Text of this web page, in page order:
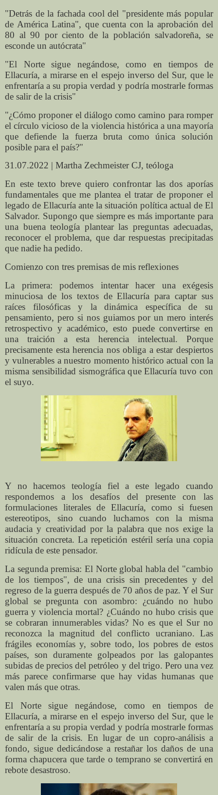
"Detrás de la fachada cool del "presidente más popular
de América Latina", que cuenta con la aprobación del
80 al 90 por ciento de la población salvadoreña, se
esconde un autócrata"
"El Norte sigue negándose, como en tiempos de
Ellacuría, a mirarse en el espejo inverso del Sur, que le
enfrentaría a su propia verdad y podría mostrarle formas
de salir de la crisis"
"¿Cómo proponer el diálogo como camino para romper
el círculo vicioso de la violencia histórica a una mayoría
que defiende la fuerza bruta como única solución
posible para el país?"
31.07.2022 | Martha Zechmeister CJ, teóloga
En este texto breve quiero confrontar las dos aporías
fundamentales que me plantea el tratar de proponer el
legado de Ellacuría ante la situación política actual de El
Salvador. Supongo que siempre es más importante para
una buena teología plantear las preguntas adecuadas,
reconocer el problema, que dar respuestas precipitadas
que nadie ha pedido.
Comienzo con tres premisas de mis reflexiones
La primera: podemos intentar hacer una exégesis
minuciosa de los textos de Ellacuría para captar sus
raíces filosóficas y la dinámica específica de su
pensamiento, pero si nos guiamos por un mero interés
retrospectivo y académico, esto puede convertirse en
una traición a esta herencia intelectual. Porque
precisamente esta herencia nos obliga a estar despiertos
y vulnerables a nuestro momento histórico actual con la
misma sensibilidad sismográfica que Ellacuría tuvo con
el suyo.
Y no hacemos teología fiel a este legado cuando
respondemos a los desafíos del presente con las
formulaciones literales de Ellacuría, como si fuesen
estereotipos, sino cuando luchamos con la misma
audacia y creatividad por la palabra que nos exige la
situación concreta. La repetición estéril sería una copia
ridícula de este pensador.
La segunda premisa: El Norte global habla del "cambio
de los tiempos", de una crisis sin precedentes y del
regreso de la guerra después de 70 años de paz. Y el Sur
global se pregunta con asombro: ¿cuándo no hubo
guerra y violencia mortal? ¿Cuándo no hubo crisis que
se cobraran innumerables vidas? No es que el Sur no
reconozca la magnitud del conflicto ucraniano. Las
frágiles economías y, sobre todo, los pobres de estos
países, son duramente golpeados por las galopantes
subidas de precios del petróleo y del trigo. Pero una vez
más parece confirmarse que hay vidas humanas que
valen más que otras.
El Norte sigue negándose, como en tiempos de
Ellacuría, a mirarse en el espejo inverso del Sur, que le
enfrentaría a su propia verdad y podría mostrarle formas
de salir de la crisis. En lugar de un copro-análisis a
fondo, sigue dedicándose a restañar los daños de una
forma chapucera que tarde o temprano se convertirá en
rebote desastroso.